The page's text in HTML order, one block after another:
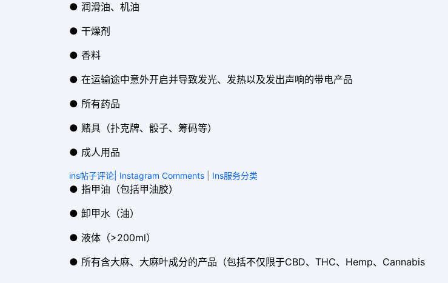
● 润滑油、机油
● 干燥剂
● 香料
● 在运输途中意外开启并导致发光、发热以及发出声响的带电产品
● 所有药品
● 赌具（扑克牌、骰子、筹码等）
● 成人用品
ins帖子评论| Instagram Comments Ins服务分类
● 指甲油（包括甲油胶）
● 卸甲水（油）
● 液体（>200ml）
● 所有含大麻、大麻叶成分的产品（包括不仅限于CBD、THC、Hemp、Cannabis